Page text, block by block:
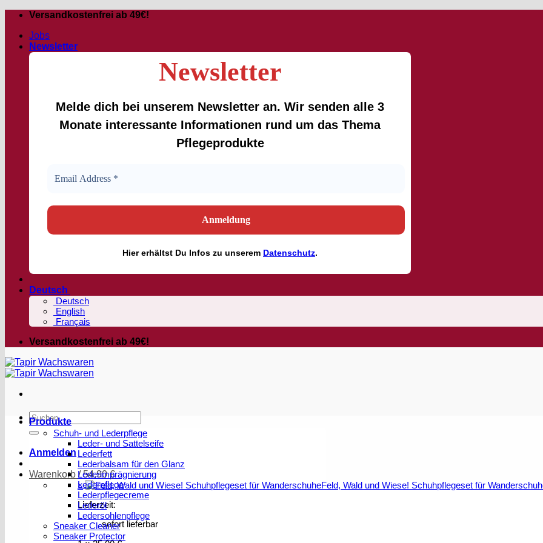
Zum
springen
Versandkostenfrei ab 49€!
Jobs
Newsletter
Newsletter
Melde dich bei unserem Newsletter an. Wir senden alle 3
Monate interessante Informationen rund um das Thema
Pflegeprodukte
Hiererhältst Du Infos zu unserem Datenschutz.
Deutsch
Deutsch
English
Français
Versandkostenfrei ab 49€!
Suchen
nach:
Anmelden
Warenkorb /54,90€
×
Feld, Wald und Wiese! Schuhpflegeset für
Lieferzeit:
sofort lieferbar
Produkte
Schuh- und Lederpflege
Leder- und Sattelseife
Lederfett
Lederbalsam für den Glanz
Lederimprägnierung
Lederpflege
Lederpflegecreme
Lederöl
Ledersohlenpflege
Sneaker Cleaner
Sneaker Protector